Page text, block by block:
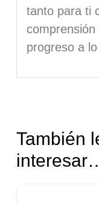
tanto para ti
progreso a
También